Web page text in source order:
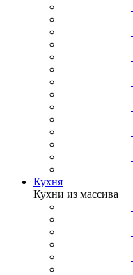
Кухня
Кухни из массива